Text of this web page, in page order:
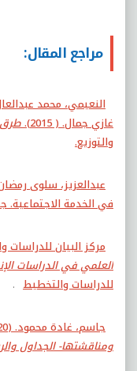
مراجع المقال:
النعيمي، محمد
غازي جمال. ( 2015).
طرق
والتوزيع.
في الخدمة الاجتماعية.
مركز البيان للدراسات
العلمي في الدراسات
للدراسات والتخطيط .
جاسم، غادة محمود. (2020).
ومناقشتها- الجداول